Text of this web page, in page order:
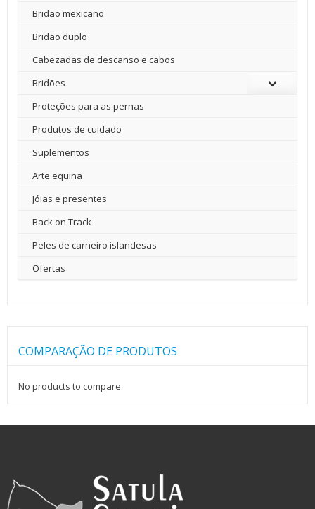
Bridão mexicano
Bridão duplo
Cabezadas de descanso e cabos
Bridões
Proteções para as pernas
Produtos de cuidado
Suplementos
Arte equina
Jóias e presentes
Back on Track
Peles de carneiro islandesas
Ofertas
COMPARAÇÃO DE PRODUTOS
No products to compare